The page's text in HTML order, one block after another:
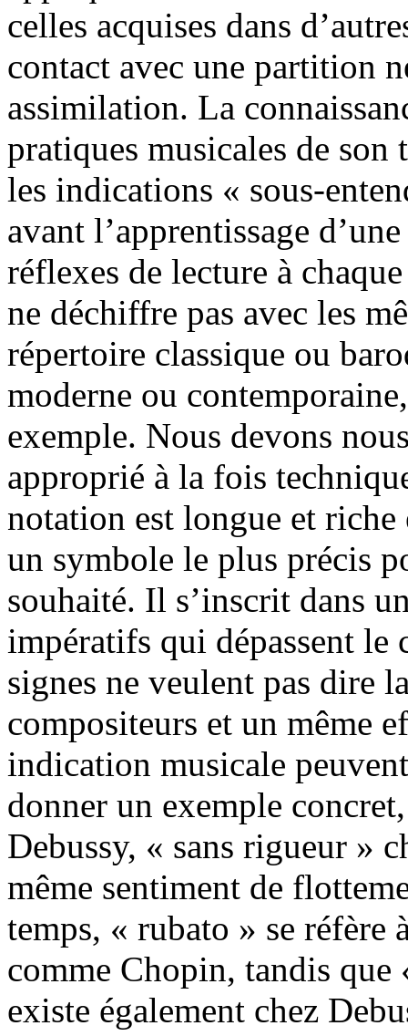
celles acquises dans
contact avec une partition
assimilation. La
pratiques musicales de son
les indications « sous-
avant l’apprentissage
réflexes de lecture à
ne déchiffre pas avec les
répertoire classique ou
moderne ou
exemple. Nous devons
approprié à la fois
notation est longue et riche
un symbole le plus précis
souhaité. Il s’inscrit dans
impératifs qui dépassent le
signes ne veulent pas dire
compositeurs et un même
indication musicale
donner un exemple
Debussy, « sans rigueur »
même sentiment de
temps, « rubato » se réfère
comme Chopin, tandis que
existe également chez